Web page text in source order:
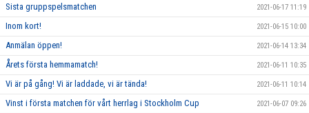
Sista gruppspelsmatchen 2021-06-17 11:19
Inom kort! 2021-06-15 10:00
Anmälan öppen! 2021-06-14 13:34
Årets första hemmamatch! 2021-06-11 10:35
Vi är på gång! Vi är laddade, vi är tända! 2021-06-11 10:14
Vinst i första matchen för vårt herrlag i Stockholm Cup 2021-06-07 09:26